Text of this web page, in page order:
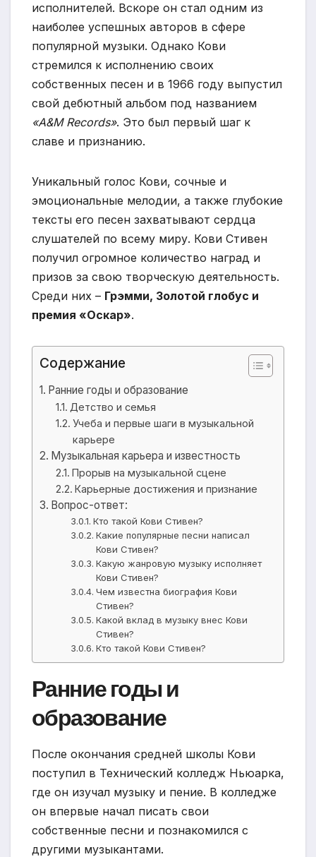
исполнителей. Вскоре он стал одним из
наиболее успешных авторов в сфере
популярной музыки. Однако Кови
стремился к исполнению своих
собственных песен и в 1966 году выпустил
свой дебютный альбом под названием
«A&M Records». Это был первый шаг к
славе и признанию.
Уникальный голос Кови, сочные и
эмоциональные мелодии, а также глубокие
тексты его песен захватывают сердца
слушателей по всему миру. Кови Стивен
получил огромное количество наград и
призов за свою творческую деятельность.
Среди них – Грэмми, Золотой глобус и
премия «Оскар».
Содержание
Ранние годы и образование
Детство и семья
Учеба и первые шаги в музыкальной
карьере
Музыкальная карьера и известность
Прорыв на музыкальной сцене
Карьерные достижения и признание
Вопрос-ответ:
Кто такой Кови Стивен?
Какие популярные песни написал
Кови Стивен?
Какую жанровую музыку исполняет
Кови Стивен?
Чем известна биография Кови
Стивен?
Какой вклад в музыку внес Кови
Стивен?
Кто такой Кови Стивен?
Ранние годы и
образование
После окончания средней школы Кови
поступил в Технический колледж Ньюарка,
где он изучал музыку и пение. В колледже
он впервые начал писать свои
собственные песни и познакомился с
другими музыкантами.